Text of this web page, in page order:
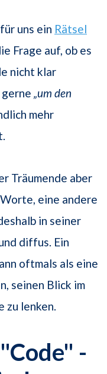
uns ein Rätsel
Frage auf, ob es
nicht klar
„um den
mehr
Träumende aber
eine andere
in seiner
diffus. Ein
oftmals als eine
seinen Blick im
zu lenken.
-